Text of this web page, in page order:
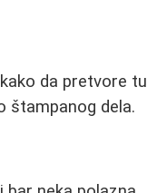
da pretvore tu
štampanog dela.